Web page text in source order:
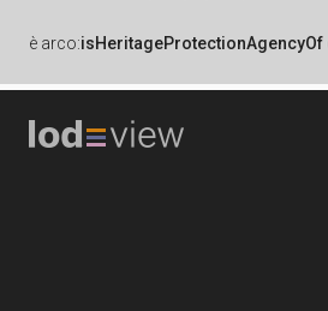
è arco:isHeritageProtectionAgencyOf